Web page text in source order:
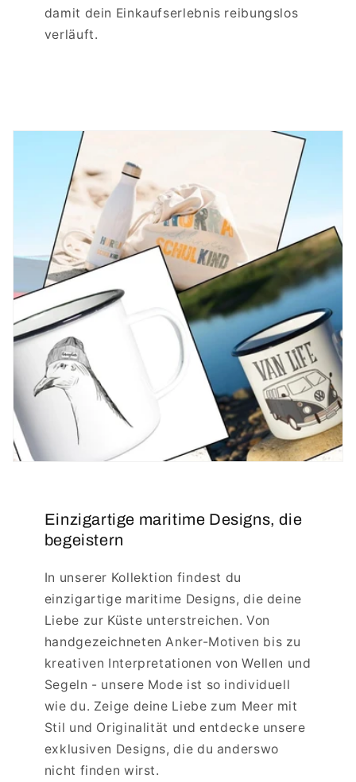
damit dein Einkaufserlebnis reibungslos
verläuft.
Einzigartige maritime Designs, die
begeistern
In unserer Kollektion findest du
einzigartige maritime Designs, die deine
Liebe zur Küste unterstreichen. Von
handgezeichneten Anker-Motiven bis zu
kreativen Interpretationen von Wellen und
Segeln - unsere Mode ist so individuell
wie du. Zeige deine Liebe zum Meer mit
Stil und Originalität und entdecke unsere
exklusiven Designs, die du anderswo
nicht finden wirst.